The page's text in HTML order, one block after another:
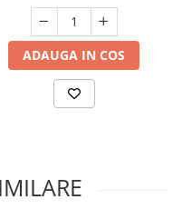
ADAUGA IN COS